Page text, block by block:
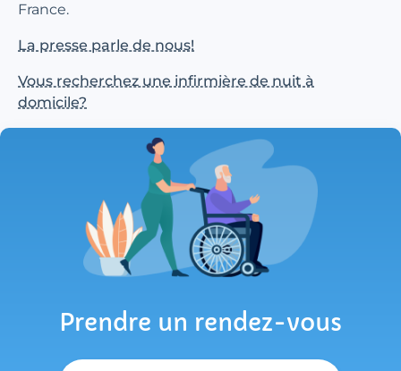
France.
La presse parle de nous!
Vous recherchez une infirmière de nuit à
domicile?
Prendre un rendez-vous